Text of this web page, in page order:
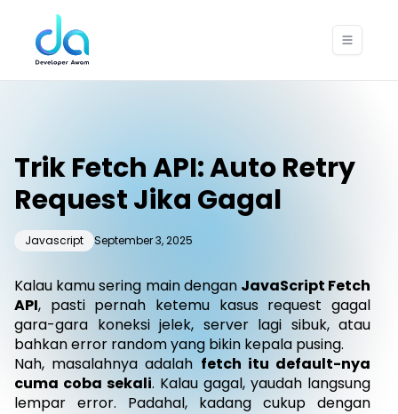
Trik Fetch API: Auto Retry
Request Jika Gagal
Javascript September 3, 2025
Kalau kamu sering main dengan JavaScript Fetch
API, pasti pernah ketemu kasus request gagal
gara-gara koneksi jelek, server lagi sibuk, atau
bahkan error random yang bikin kepala pusing.
Nah, masalahnya adalah fetch itu default-nya
cuma coba sekali. Kalau gagal, yaudah langsung
lempar error. Padahal, kadang cukup dengan